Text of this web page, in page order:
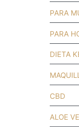
PARA
PARA
DIETA
CBD
ALOE